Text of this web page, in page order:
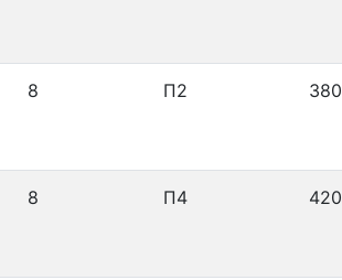
8 П2 380
8 П4 420